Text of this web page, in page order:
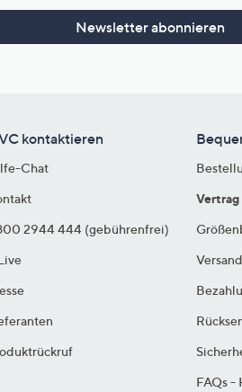
Newsletter abonnieren
kontaktieren
Chat
2944 444 (gebührenfrei)
FAQs -